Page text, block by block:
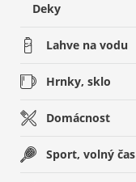
Deky
Lahve na vodu
Hrnky, sklo
Domácnost
Sport, volný čas